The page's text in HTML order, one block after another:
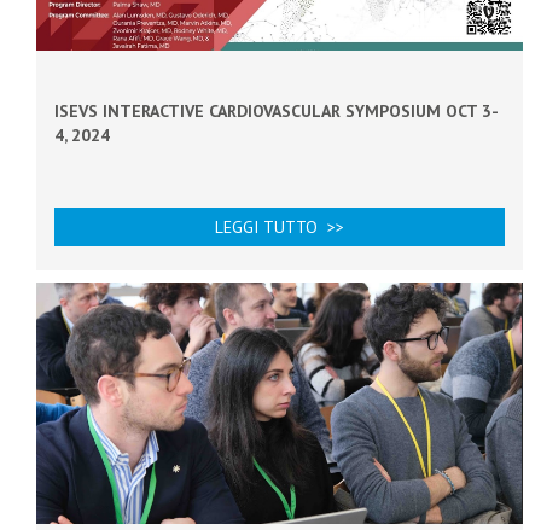
ISEVS INTERACTIVE CARDIOVASCULAR SYMPOSIUM OCT 3-
4, 2024
LEGGI TUTTO >>